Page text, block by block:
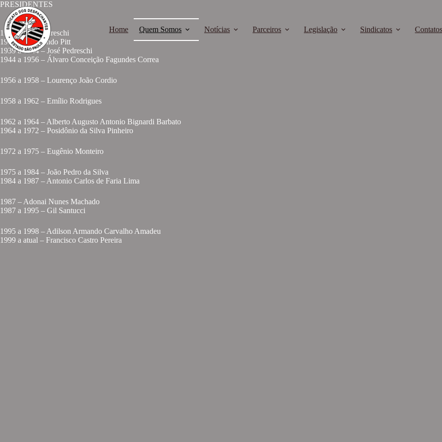
Home Quem Somos Notícias Parceiros Legislação Sindicatos Contatos
PRESIDENTES
1937 – José Pedreschi
1938 – Raymundo Pitt
1939 a 1944 – José Pedreschi
1944 a 1956 – Álvaro Conceição Fagundes Correa
1956 a 1958 – Lourenço João Cordio
1958 a 1962 – Emílio Rodrigues
1962 a 1964 – Alberto Augusto Antonio Bignardi Barbato
1964 a 1972 – Posidônio da Silva Pinheiro
1972 a 1975 – Eugênio Monteiro
1975 a 1984 – João Pedro da Silva
1984 a 1987 – Antonio Carlos de Faria Lima
1987 – Adonai Nunes Machado
1987 a 1995 – Gil Santucci
1995 a 1998 – Adilson Armando Carvalho Amadeu
1999 a atual – Francisco Castro Pereira